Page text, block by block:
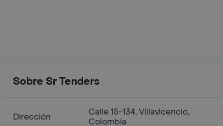
Sobre Sr Tenders
Dirección
Calle 15-134, Villavicencio,
Colombia